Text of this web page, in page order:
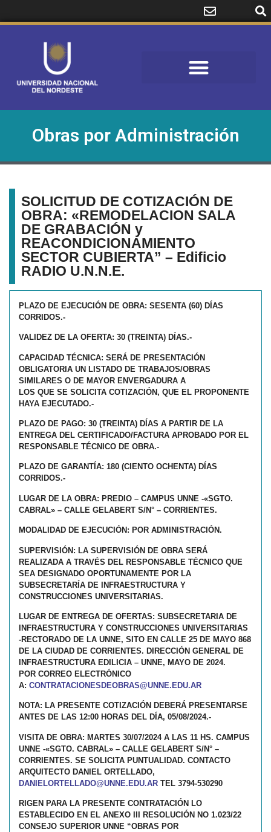
Obras por Administración
SOLICITUD DE COTIZACIÓN DE
OBRA: «REMODELACION SALA
DE GRABACIÓN y
REACONDICIONAMIENTO
SECTOR CUBIERTA” – Edificio
RADIO U.N.N.E.
PLAZO DE EJECUCIÓN DE OBRA: SESENTA (60) DÍAS
CORRIDOS.-
VALIDEZ DE LA OFERTA: 30 (TREINTA) DÍAS.-
CAPACIDAD TÉCNICA: SERÁ DE PRESENTACIÓN
OBLIGATORIA UN LISTADO DE TRABAJOS/OBRAS
SIMILARES O DE MAYOR ENVERGADURA A
LOS QUE SE SOLICITA COTIZACIÓN, QUE EL PROPONENTE
HAYA EJECUTADO.-
PLAZO DE PAGO: 30 (TREINTA) DÍAS A PARTIR DE LA
ENTREGA DEL CERTIFICADO/FACTURA APROBADO POR EL
RESPONSABLE TÉCNICO DE OBRA.-
PLAZO DE GARANTÍA: 180 (CIENTO OCHENTA) DÍAS
CORRIDOS.-
LUGAR DE LA OBRA: PREDIO – CAMPUS UNNE -«SGTO.
CABRAL» – CALLE GELABERT S/N° – CORRIENTES.
MODALIDAD DE EJECUCIÓN: POR ADMINISTRACIÓN.
SUPERVISIÓN: LA SUPERVISIÓN DE OBRA SERÁ
REALIZADA A TRAVÉS DEL RESPONSABLE TÉCNICO QUE
SEA DESIGNADO OPORTUNAMENTE POR LA
SUBSECRETARÍA DE INFRAESTRUCTURA Y
CONSTRUCCIONES UNIVERSITARIAS.
LUGAR DE ENTREGA DE OFERTAS: SUBSECRETARIA DE
INFRAESTRUCTURA Y CONSTRUCCIONES UNIVERSITARIAS
-RECTORADO DE LA UNNE, SITO EN CALLE 25 DE MAYO 868
DE LA CIUDAD DE CORRIENTES. DIRECCIÓN GENERAL DE
INFRAESTRUCTURA EDILICIA – UNNE, MAYO DE 2024.
POR CORREO ELECTRÓNICO
A: CONTRATACIONESDEOBRAS@UNNE. EDU.AR
NOTA: LA PRESENTE COTIZACIÓN DEBERÁ PRESENTARSE
ANTES DE LAS 12:00 HORAS DEL DÍA, 05/08/2024.-
VISITA DE OBRA: MARTES 30/07/2024 A LAS 11 HS. CAMPUS
UNNE -«SGTO. CABRAL» – CALLE GELABERT S/N° –
CORRIENTES. SE SOLICITA PUNTUALIDAD. CONTACTO
ARQUITECTO DANIEL ORTELLADO,
DANIELORTELLADO@UNNE.EDU.AR TEL 3794-530290
RIGEN PARA LA PRESENTE CONTRATACIÓN LO
ESTABLECIDO EN EL ANEXO III RESOLUCIÓN NO 1.023/22
CONSEJO SUPERIOR UNNE “OBRAS POR